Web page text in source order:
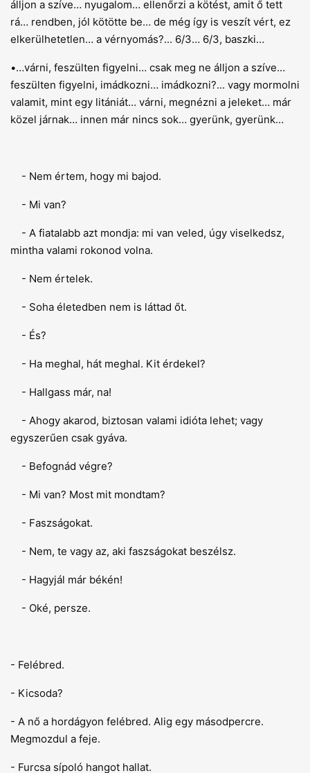
álljon a szíve… nyugalom… ellenőrzi a kötést, amit ő tett
rá… rendben, jól kötötte be… de még így is veszít vért, ez
elkerülhetetlen… a vérnyomás?... 6/3… 6/3, baszki…
•…várni, feszülten figyelni… csak meg ne álljon a szíve…
feszülten figyelni, imádkozni… imádkozni?... vagy mormolni
valamit, mint egy litániát… várni, megnézni a jeleket… már
közel járnak… innen már nincs sok… gyerünk, gyerünk…
- Nem értem, hogy mi bajod.
- Mi van?
- A fiatalabb azt mondja: mi van veled, úgy viselkedsz,
mintha valami rokonod volna.
- Nem értelek.
- Soha életedben nem is láttad őt.
- És?
- Ha meghal, hát meghal. Kit érdekel?
- Hallgass már, na!
- Ahogy akarod, biztosan valami idióta lehet; vagy
egyszerűen csak gyáva.
- Befognád végre?
- Mi van? Most mit mondtam?
- Faszságokat.
- Nem, te vagy az, aki faszságokat beszélsz.
- Hagyjál már békén!
- Oké, persze.
- Felébred.
- Kicsoda?
- A nő a hordágyon felébred. Alig egy másodpercre.
Megmozdul a feje.
- Furcsa sípoló hangot hallat.